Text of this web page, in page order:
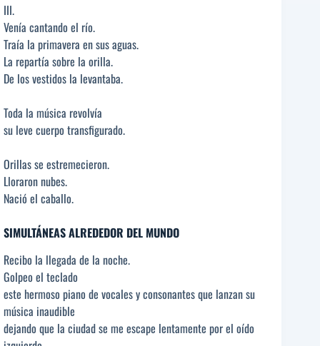
III.
Venía cantando el río.
Traía la primavera en sus aguas.
La repartía sobre la orilla.
De los vestidos la levantaba.
Toda la música revolvía
su leve cuerpo transfigurado.
Orillas se estremecieron.
Lloraron nubes.
Nació el caballo.
SIMULTÁNEAS ALREDEDOR DEL MUNDO
Recibo la llegada de la noche.
Golpeo el teclado
este hermoso piano de vocales y consonantes que lanzan su
música inaudible
dejando que la ciudad se me escape lentamente por el oído